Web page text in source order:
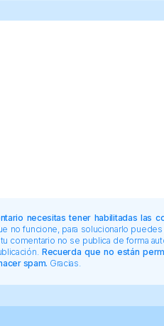
necesitas tener habilitadas las
no funcione, para solucionarlo
comentario no se publica de forma
Recuerda que no están
spam. Gracias.